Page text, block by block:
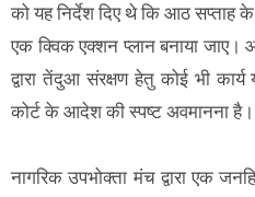
को यह निर्देश दिए थे कि आठ
एक क्विक एक्शन प्लान बनाया जाए।
द्वारा तेंदुआ संरक्षण हेतु कोई भी
कोर्ट के आदेश की स्पष्ट अवमानना है।
नागरिक उपभोक्ता मंच द्वारा एक